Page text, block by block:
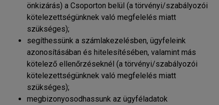
önkizárás) a Csoporton belül (a törvényi/szabályozói
kötelezettségünknek való megfelelés miatt
szükséges);
segíthessünk a számlakezelésben, ügyfeleink
azonosításában és hitelesítésében, valamint más
kötelező ellenőrzéseknél (a törvényi/szabályozói
kötelezettségünknek való megfelelés miatt
szükséges);
megbizonyosodhassunk az ügyféladatok